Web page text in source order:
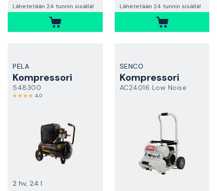
Lähetetään 24 tunnin sisällä! Lähetetään 24 tunnin sisällä!
PELA
Kompressori
548300
4,0
2 hv, 24 l
SENCO
Kompressori
AC24016 Low Noise